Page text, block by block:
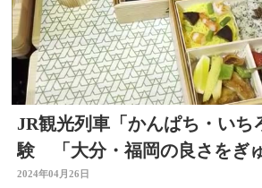
JR観光列車「かんぱち・いち
験 「大分・福岡の良さをぎ
め込んだ列車」
2024年04月26日